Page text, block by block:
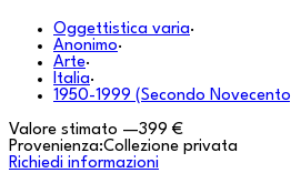
Oggettistica varia·
Anonimo·
Arte·
Italia·
1950-1999 (Secondo
Valore stimato —399 €
Provenienza:Collezione privata
Richiedi informazioni